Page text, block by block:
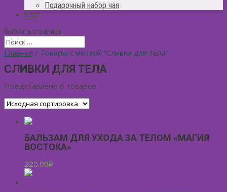
Подарочный набор чая
Блог
Выбрать страницу
Главная / Товары с меткой “Сливки для тела”
СЛИВКИ ДЛЯ ТЕЛА
Представлено 6 товаров
БАЛЬЗАМ ДЛЯ УХОДА ЗА ТЕЛОМ «МАГИЯ
ВОСТОКА»
220.00₽